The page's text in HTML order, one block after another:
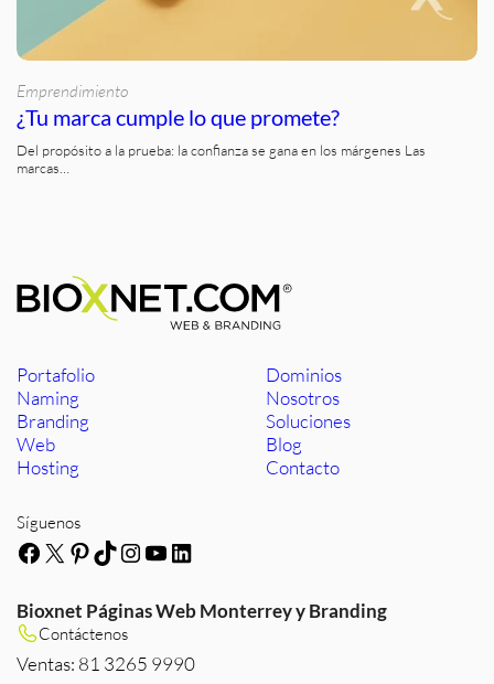
Emprendimiento
¿Tu marca cumple lo que promete?
Del propósito a la prueba: la confianza se gana en los márgenes Las
marcas…
Portafolio
Naming
Branding
Web
Hosting
Dominios
Nosotros
Soluciones
Blog
Contacto
Síguenos
Facebook
X Pinterest
TikTok
Instagram
YouTube
LinkedIn
Bioxnet Páginas Web Monterrey y Branding
Contáctenos
Ventas: 81 3265 9990